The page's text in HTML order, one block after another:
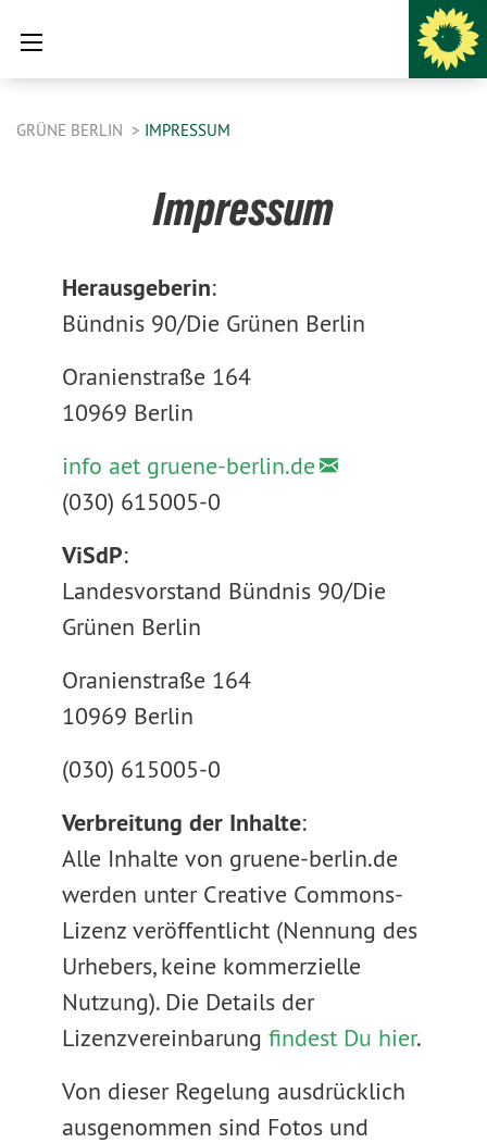
GRÜNE BERLIN IMPRESSUM
Impressum
Herausgeberin:
Bündnis 90/Die Grünen Berlin
Oranienstraße 164
10969 Berlin
info aet gruene-berlin.de
(030) 615005-0
ViSdP:
Landesvorstand Bündnis 90/Die
Grünen Berlin
Oranienstraße 164
10969 Berlin
(030) 615005-0
Verbreitung der Inhalte:
Alle Inhalte von gruene-berlin.de
werden unter Creative Commons-
Lizenz veröffentlicht (Nennung des
Urhebers, keine kommerzielle
Nutzung). Die Details der
Lizenzvereinbarung findest Du hier.
Von dieser Regelung ausdrücklich
ausgenommen sind Fotos und